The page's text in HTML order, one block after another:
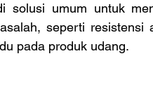
solusi umum untuk
seperti resistensi
pada produk udang.